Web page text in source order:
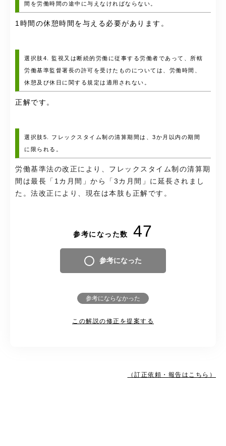
間を労働時間の途中に与えなければならない。
1時間の休憩時間を与える必要があります。
選択肢4. 監視又は断続的労働に従事する労働者であって、所轄
労働基準監督署長の許可を受けたものについては、労働時間、
休憩及び休日に関する規定は適用されない。
正解です。
選択肢5. フレックスタイム制の清算期間は、3か月以内の期間
に限られる。
労働基準法の改正により、フレックスタイム制の清算期
間は最長「1カ月間」から「3カ月間」に延長されまし
た。法改正により、現在は本肢も正解です。
参考になった数 47
参考になった
参考にならなかった
この解説の修正を提案する
（訂正依頼・報告はこちら）